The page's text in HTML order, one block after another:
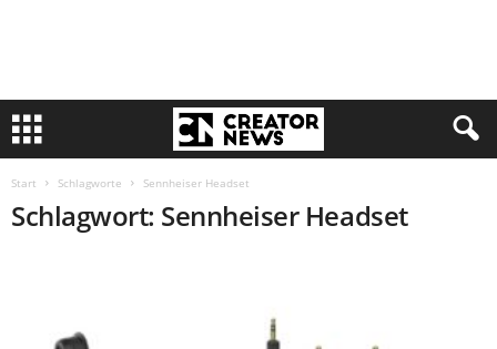
Start Schlagworte Sennheiser Headset
Schlagwort: Sennheiser Headset